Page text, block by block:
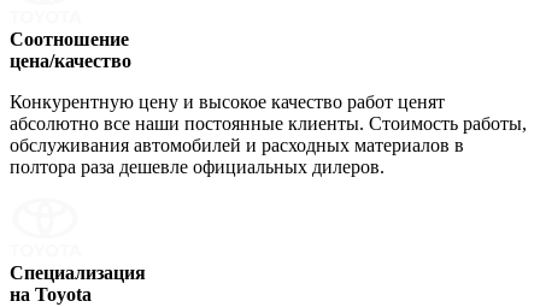
Соотношение
цена/качество
Конкурентную цену и высокое качество работ ценят
абсолютно все наши постоянные клиенты. Стоимость работы,
обслуживания автомобилей и расходных материалов в
полтора раза дешевле официальных дилеров.
Специализация
на Toyota